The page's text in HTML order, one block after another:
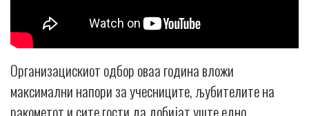
Организацискиот одбор оваа година вложи
максимални напори за учесниците, љубителите на
ракометот и сите гости да добијат уште едно